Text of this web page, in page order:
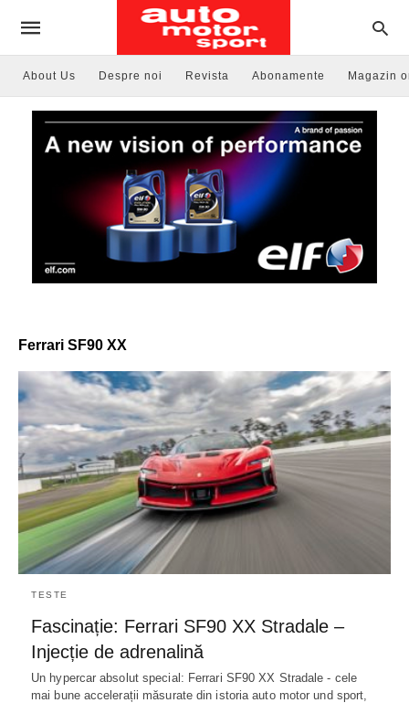
About Us Despre noi Revista Abonamente Magazin
Ferrari SF90 XX
TESTE
Fascinație: Ferrari SF90 XX Stradale –
Injecție de adrenalină
Un hypercar absolut special: Ferrari SF90 XX Stradale - cele
mai bune accelerații măsurate din istoria auto motor und sport,